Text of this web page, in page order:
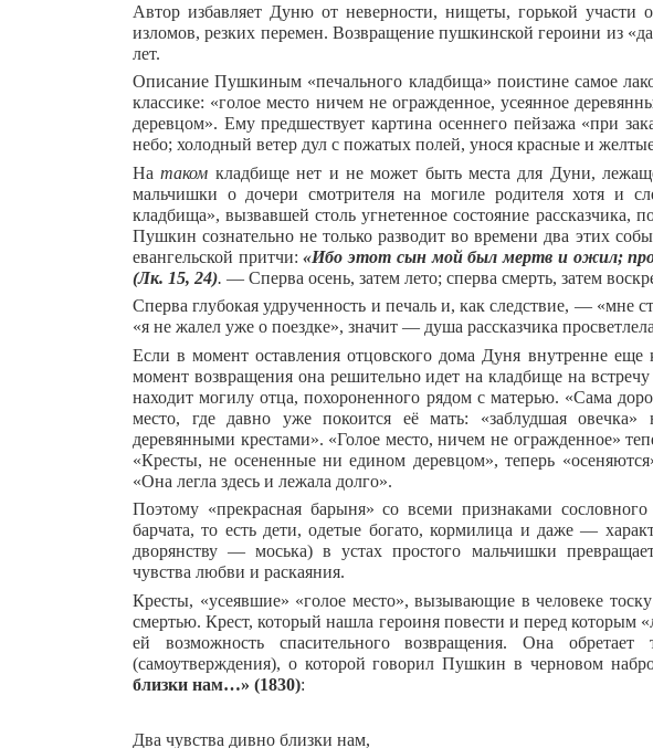
Автор избавляет Дуню от неверности, нищеты, горькой
изломов, резких перемен. Возвращение пушкинской героини из
лет.
Описание Пушкиным «печального кладбища» поистине самое
классике: «голое место ничем не огражденное, усеянное
деревцом». Ему предшествует картина осеннего пейзажа «при
небо; холодный ветер дул с пожатых полей, унося красные и
Натаком кладбище нет и не может быть места для Дуни,
мальчишки о дочери смотрителя на могиле родителя хотя и
кладбища», вызвавшей столь угнетенное состояние
Пушкин сознательно не только разводит во времени два этих
евангельской притчи:«Ибо этот сын мой был мертв и ожил;
(Лк. 15, 24). — Сперва осень, затем лето; сперва смерть, затем
Сперва глубокая удрученность и печаль и, как следствие, — «мне
«я не жалел уже о поездке», значит — душа рассказчика
Если в момент оставления отцовского дома Дуня внутренне еще
момент возвращения она решительно идет на кладбище на
находит могилу отца, похороненного рядом с матерью. «Сама
место, где давно уже покоится её мать: «заблудшая овечка»
деревянными крестами». «Голое место, ничем не огражденное»
«Кресты, не осененные ни едином деревцом», теперь
«Она легла здесь и лежала долго».
Поэтому «прекрасная барыня» со всеми признаками
барчата, то есть дети, одетые богато, кормилица и даже —
дворянству — моська) в устах простого мальчишки
чувства любви и раскаяния.
Кресты, «усеявшие» «голое место», вызывающие в человеке
смертью. Крест, который нашла героиня повести и перед которым
ей возможность спасительного возвращения. Она
(самоутверждения), о которой говорил Пушкин в черновом
близки нам…» (1830):
Два чувства дивно близки нам,